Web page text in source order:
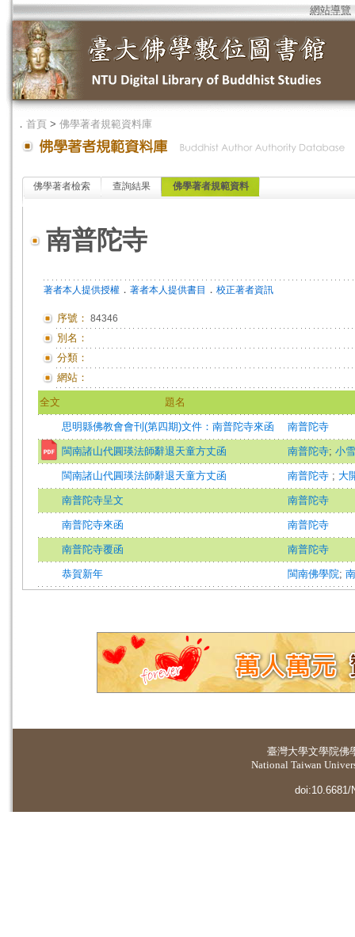
網站導覽
． 首頁 > 佛學著者規範資料庫
佛學著者檢索 查詢結果 佛學著者規範資料
南普陀寺
著者本人提供授權 ． 著者本人提供書目 ． 校正著者資訊
序號： 84346
別名：
分類：
網站：
全文 題名
思明縣佛教會會刊(第四期)文件：南普陀寺來函 南普陀寺
閩南諸山代圓瑛法師辭退天童方丈函 南普陀寺; 小
閩南諸山代圓瑛法師辭退天童方丈函 南普陀寺 ; 大
南普陀寺呈文 南普陀寺
南普陀寺來函 南普陀寺
南普陀寺覆函 南普陀寺
恭賀新年 閩南佛學院;
臺灣大學文學院佛
National Taiwan
doi:10.6681/